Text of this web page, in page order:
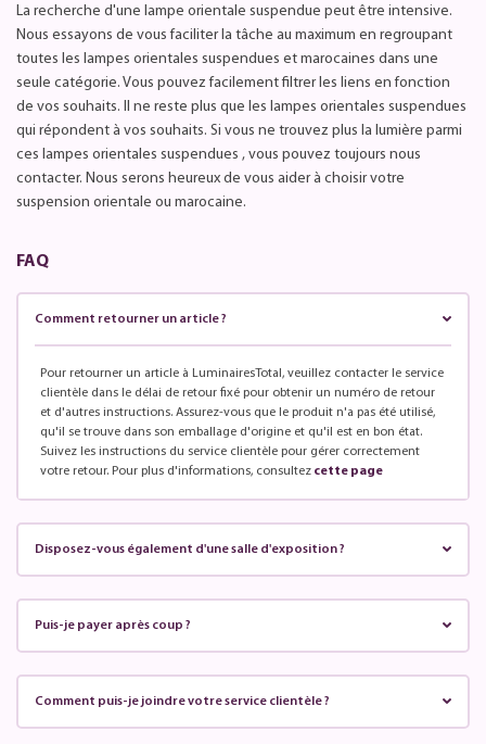
La recherche d'une lampe orientale suspendue peut être intensive.
Nous essayons de vous faciliter la tâche au maximum en regroupant
toutes les lampes orientales suspendues et marocaines dans une
seule catégorie. Vous pouvez facilement filtrer les liens en fonction
de vos souhaits. Il ne reste plus que les lampes orientales suspendues
qui répondent à vos souhaits. Si vous ne trouvez plus la lumière parmi
ces lampes orientales suspendues , vous pouvez toujours nous
contacter. Nous serons heureux de vous aider à choisir votre
suspension orientale ou marocaine.
FAQ
Comment retourner un article ?
Pour retourner un article à LuminairesTotal, veuillez contacter le service
clientèle dans le délai de retour fixé pour obtenir un numéro de retour
et d'autres instructions. Assurez-vous que le produit n'a pas été utilisé,
qu'il se trouve dans son emballage d'origine et qu'il est en bon état.
Suivez les instructions du service clientèle pour gérer correctement
votre retour. Pour plus d'informations, consultez cette page
Disposez-vous également d'une salle d'exposition ?
Puis-je payer après coup ?
Comment puis-je joindre votre service clientèle ?